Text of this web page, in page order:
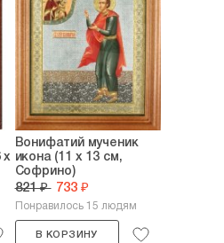
х
Вонифатий мученик
икона (11 х 13 см,
Софрино)
821 ₽ 733 ₽
Понравилось 15 людям
В КОРЗИНУ